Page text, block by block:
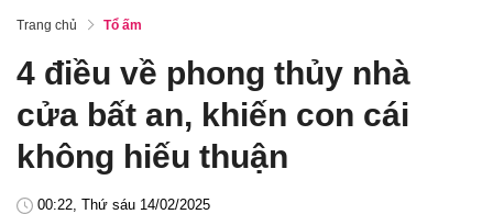
Trang chủ Tổ ấm
4 điều về phong thủy nhà
cửa bất an, khiến con cái
không hiếu thuận
00:22, Thứ sáu 14/02/2025